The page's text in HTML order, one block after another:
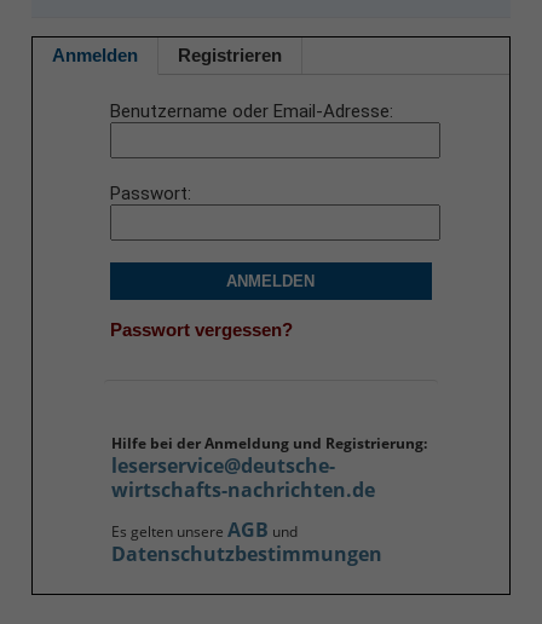
Anmelden Registrieren
Benutzername oder Email-Adresse
Passwort
ANMELDEN
Passwort vergessen?
Hilfe bei der Anmeldung und Registrierung:
leserservice@deutsche-
wirtschafts-nachrichten.de
Es gelten unsere AGB und
Datenschutzbestimmungen